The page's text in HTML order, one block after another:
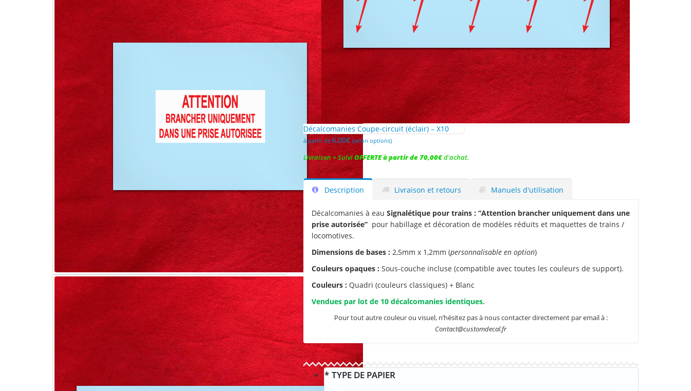
Décalcomanies Coupe-circuit (éclair) – X10
à partir de6,00€ (selon options)
Livraison + SuiviOFFERTE à partir de 70,00€d'achat.
Description Livraison et retours Manuels d'utilisation
Décalcomanies à eau Signalétique pour trains : “Attention brancher uniquement dans une
prise autorisée”pour habillage et décoration de modèles réduits et maquettes de trains /
locomotives.
Dimensions de bases : 2,5mm x 1,2mm (personnalisable en option)
Couleurs opaques : Sous-couche incluse (compatible avec toutes les couleurs de support).
Couleurs : Quadri (couleurs classiques) + Blanc
Vendues par lot de 10 décalcomanies identiques.
Pour tout autre couleur ou visuel, n’hésitez pas à nous contacter directement par email à :
Contact@customdecal.fr
* TYPE DE PAPIER